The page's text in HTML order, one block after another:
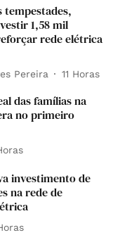
tempestades,
1,58 mil
rede elétrica
Pereira 11 Horas
das famílias na
no primeiro
investimento de
na rede de